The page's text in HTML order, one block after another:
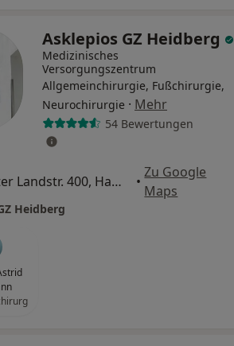
Asklepios GZ Heidberg
Medizinisches
Versorgungszentrum
Allgemeinchirurgie, Fußchirurgie,
Neurochirurgie · Mehr
54 Bewertungen
Tangstedter Landstr. 400, Hamburg •
Zu Google
Maps
Heidberg